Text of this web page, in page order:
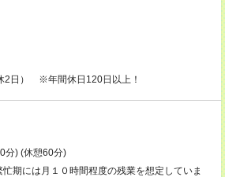
2日） ※年間休日120日以上！
分) (休憩60分)
期には月１０時間程度の残業を想定していま